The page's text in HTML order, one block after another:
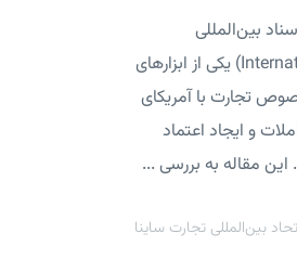
اسناد بین‌المللی
(International Documentary Credit) یکی از ابزارهای
تجارت با آمریکای
و ایجاد اعتماد
مقاله به بررسی ...
بین‌المللی تجارت ساینا